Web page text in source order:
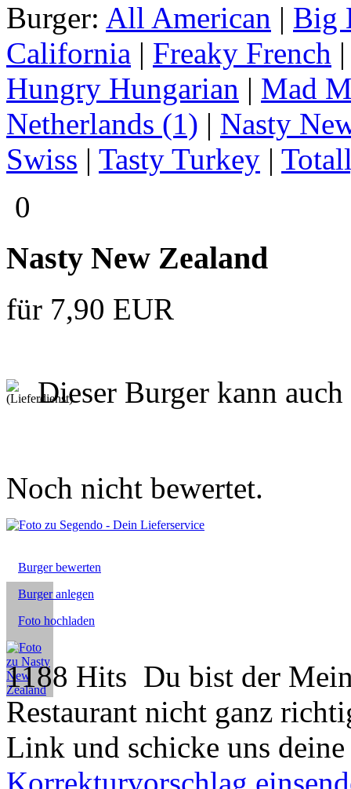
Burger: All American | Big
California | Freaky French |
Hungry Hungarian | Mad
Netherlands (1) | Nasty
Swiss | Tasty Turkey |
0
Nasty New Zealand
für 7,90 EUR
Dieser Burger kann
Noch nicht bewertet.
Burger bewerten
Burger anlegen
Foto hochladen
1188 Hits Du bist der
Restaurant nicht ganz
Link und schicke uns
Korrekturvorschlag